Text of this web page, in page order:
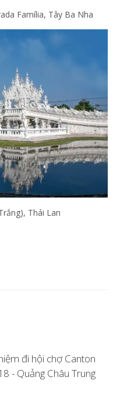
Família, Tây Ba Nha
Thái Lan
đi hội chợ Canton
- Quảng Châu Trung